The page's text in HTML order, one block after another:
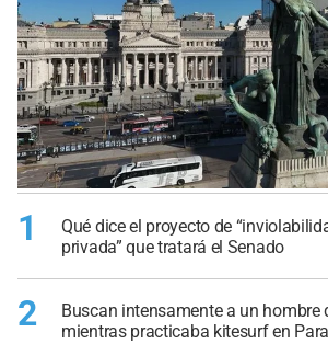
1
Qué dice el proyecto de
privada” que tratará el Senado
2
Buscan intensamente a un hombre
mientras practicaba kitesurf en